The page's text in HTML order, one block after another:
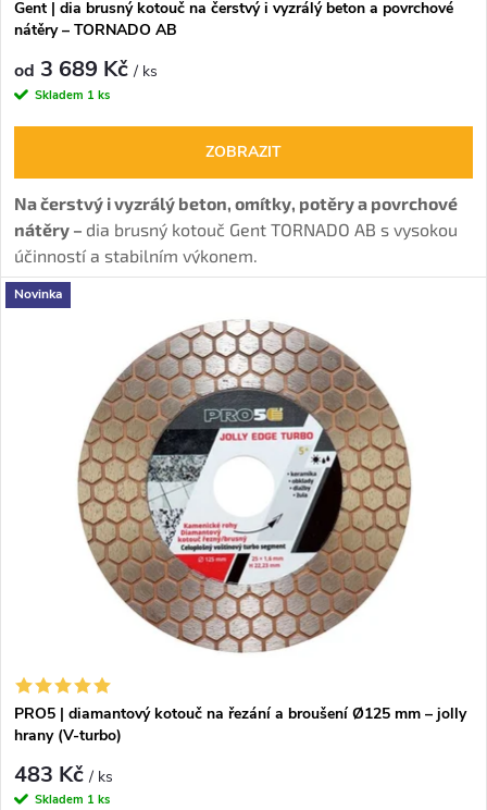
u
k
t
ů
d
u
k
t
ů
Gent | dia brusný kotouč na čerstvý i vyzrálý beton a povrchové
nátěry – TORNADO AB
od 3 689 Kč/ ks
Skladem 1 ks
ZOBRAZIT
Na čerstvý i vyzrálý beton, omítky, potěry a povrchové
nátěry – dia brusný kotouč Gent TORNADO AB s vysokou
účinností a stabilním výkonem.
Novinka
PRO5 | diamantový kotouč na řezání a broušení Ø125 mm – jolly
hrany (V-turbo)
483 Kč/ ks
Skladem 1 ks